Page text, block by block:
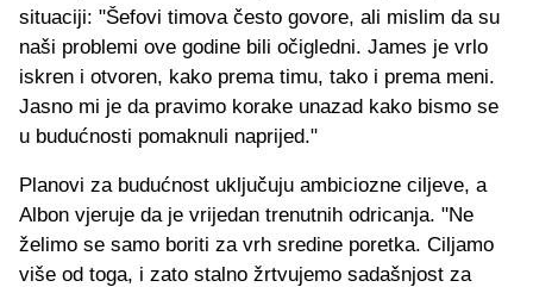
situaciji: "Šefovi timova često govore, ali mislim da su
naši problemi ove godine bili očigledni. James je vrlo
iskren i otvoren, kako prema timu, tako i prema meni.
Jasno mi je da pravimo korake unazad kako bismo se
u budućnosti pomaknuli naprijed."
Planovi za budućnost uključuju ambiciozne ciljeve, a
Albon vjeruje da je vrijedan trenutnih odricanja. "Ne
želimo se samo boriti za vrh sredine poretka. Ciljamo
više od toga, i zato stalno žrtvujemo sadašnjost za